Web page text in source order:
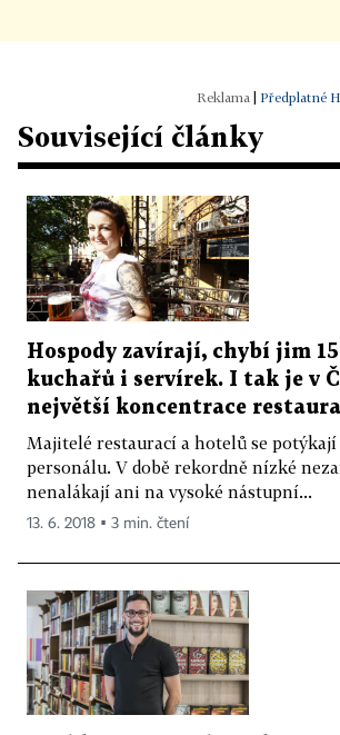
Předplatné
Související články
Hospody zavírají, chybí jim
kuchařů i servírek. I tak je v
největší koncentrace
Majitelé restaurací a hotelů se
personálu. V době rekordně nízké
nenalákají ani na vysoké nástupní...
13. 6. 2018 ▪ 3 min. čtení